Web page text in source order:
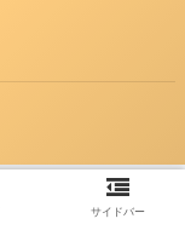
サイドバー